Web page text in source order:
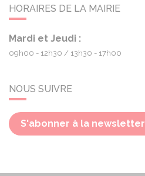
HORAIRES DE LA MAIRIE
Mardi et Jeudi :
09h00 - 12h30 13h30 - 17h00
NOUS SUIVRE
S'abonner à la newsletter